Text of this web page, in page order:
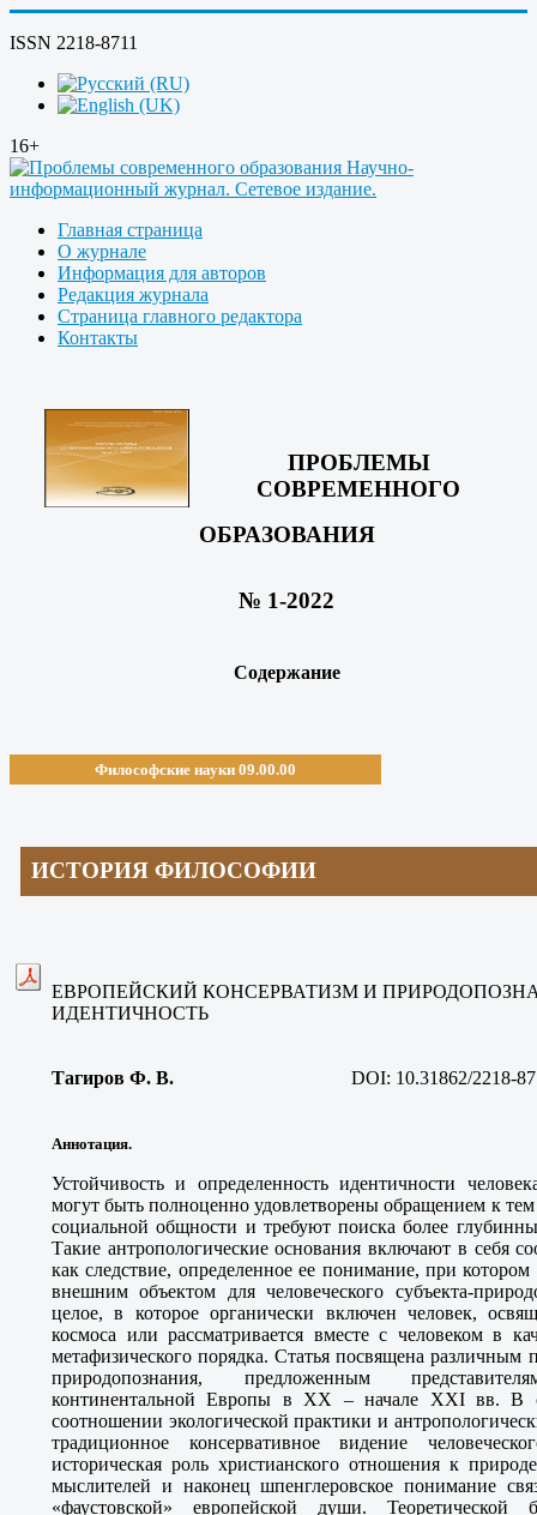
ISSN 2218-8711
16+
Главная страница
О журнале
Информация для авторов
Редакция журнала
Страница главного редактора
Контакты
ПРОБЛЕМЫ
СОВРЕМЕННОГО
ОБРАЗОВАНИЯ
№ 1-2022
Содержание
Философские науки 09.00.00
ИСТОРИЯ ФИЛОСОФИИ
ЕВРОПЕЙСКИЙ КОНСЕРВАТИЗМ И
ИДЕНТИЧНОСТЬ
Тагиров Ф. В. DOI: 10.31862/2218-
Аннотация.
Устойчивость и определенность идентичности
могут быть полноценно удовлетворены обращением к
социальной общности и требуют поиска более
Такие антропологические основания включают в себя
как следствие, определенное ее понимание, при
внешним объектом для человеческого субъекта-
целое, в которое органически включен человек,
космоса или рассматривается вместе с человеком в
метафизического порядка. Статья посвящена
природопознания, предложенным
континентальной Европы в XX – начале XXI вв. В
соотношении экологической практики и
традиционное консервативное видение
историческая роль христианского отношения к
мыслителей и наконец шпенглеровское понимание
«фаустовской» европейской души. Теоретической